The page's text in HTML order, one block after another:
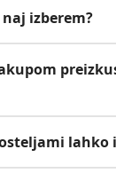
izberem?
lahko